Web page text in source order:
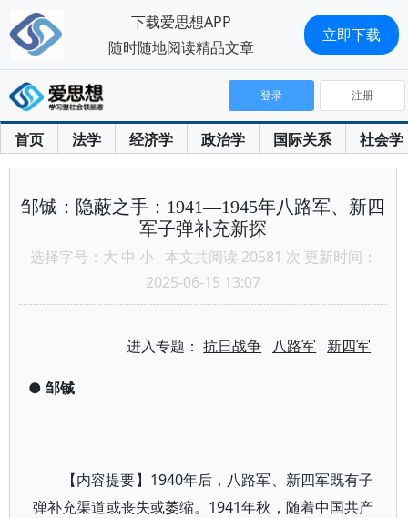
首页 法学 经济学 政治学 国际关系 社会学
登录 注册
邹铖：隐蔽之手：1941—1945年八路军、新四
军子弹补充新探
选择字号： 大 中 小 本文共阅读 20581 次 更新时间：
2025-06-15 13:07
进入专题：抗日战争 八路军 新四军
● 邹铖
【内容提要】1940年后，八路军、新四军既有子
弹补充渠道或丧失或萎缩。1941年秋，随着中国共产
下载爱思想APP
随时随地阅读精品文章
立即下载